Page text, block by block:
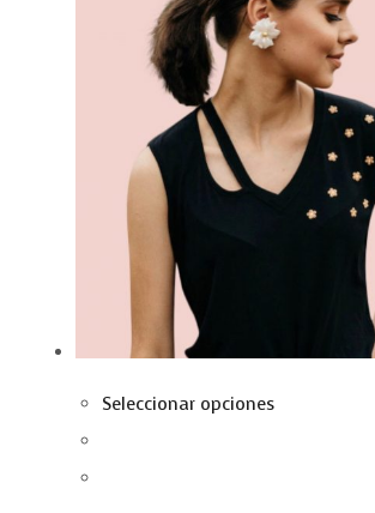
Seleccionar opciones